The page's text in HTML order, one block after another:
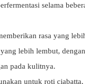
selama
rasa yang
lebih lembut,
pada kulitnya.
untuk roti ciabatta,